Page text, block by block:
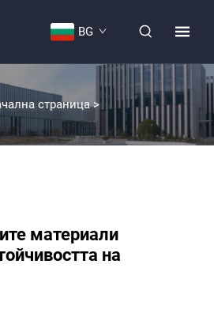
BG
страница>
материали
на